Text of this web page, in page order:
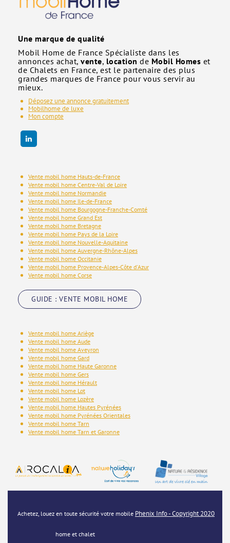
Une marque de qualité
Mobil Home de France Spécialiste dans les
annonces achat, vente, location de Mobil Homes et
de Chalets en France, est le partenaire des plus
grandes marques de France pour vous servir au
mieux.
Déposez une annonce gratuitement
Mobilhome de luxe
Mon compte
Vente mobil home Hauts-de-France
Vente mobil home Centre-Val de Loire
Vente mobil home Normandie
Vente mobil home Ile-de-France
Vente mobil home Bourgogne-Franche-Comté
Vente mobil home Grand Est
Vente mobil home Bretagne
Vente mobil home Pays de la Loire
Vente mobil home Nouvelle-Aquitaine
Vente mobil home Auvergne-Rhône-Alpes
Vente mobil home Occitanie
Vente mobil home Provence-Alpes-Côte d'Azur
Vente mobil home Corse
GUIDE : VENTE MOBIL HOME
Vente mobil home Ariège
Vente mobil home Aude
Vente mobil home Aveyron
Vente mobil home Gard
Vente mobil home Haute Garonne
Vente mobil home Gers
Vente mobil home Hérault
Vente mobil home Lot
Vente mobil home Lozère
Vente mobil home Hautes Pyrénées
Vente mobil home Pyrénées Orientales
Vente mobil home Tarn
Vente mobil home Tarn et Garonne
Achetez, louez en toute sécurité votre mobile
home et chalet
Phenix Info - Copyright 2020